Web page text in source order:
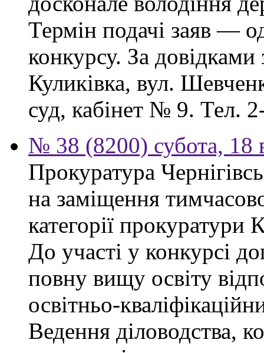
Термін подачі заяв —
конкурсу. За
Куликівка, вул.
суд, кабінет № 9. Тел.
№ 38 (8200) субота, 18
Прокуратура
на заміщення
категорії прокуратури
До участі у конкурсі
повну вищу освіту
освітньо-
Ведення діловодства,